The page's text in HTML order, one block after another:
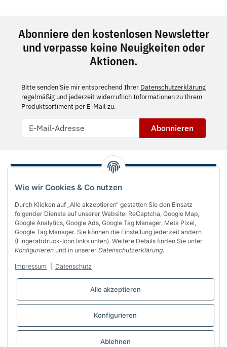
Wie wir Cookies & Co nutzen
Durch Klicken auf „Alle akzeptieren“ gestatten Sie den Einsatz
folgender Dienste auf unserer Website: ReCaptcha, Google Map,
Google Analytics, Google Ads, Google Tag Manager, Meta Pixel,
Google Tag Manager. Sie können die Einstellung jederzeit ändern
(Fingerabdruck-Icon links unten). Weitere Details finden Sie unter
Konfigurieren und in unserer Datenschutzerklärung.
Impressum Datenschutz
Alle akzeptieren
Konfigurieren
Ablehnen
Abonniere den kostenlosen Newsletter
und verpasse keine Neuigkeiten oder
Aktionen.
Bitte senden Sie mir entsprechend Ihrer Datenschutzerklärung
regelmäßig und jederzeit widerruflich Informationen zu Ihrem
Produktsortiment per E-Mail zu.
Abonnieren
Über uns
Informationen
Bequem bezahlen